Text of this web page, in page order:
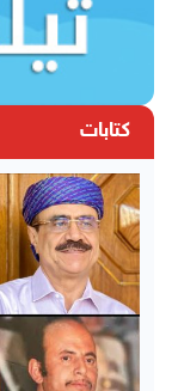
كتابات